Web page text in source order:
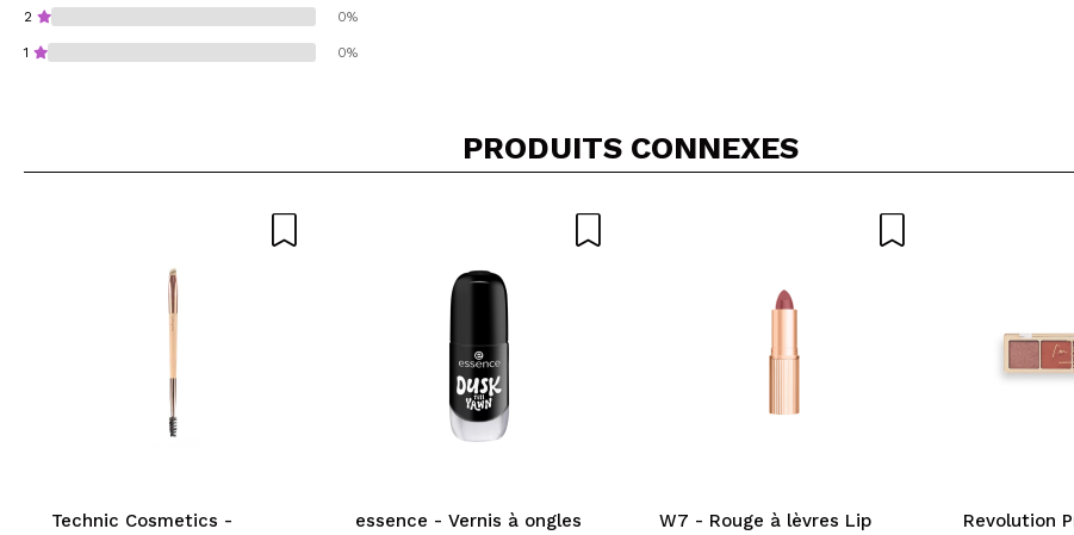
2 0%
1 0%
ENVOYER
PRODUITS CONNEXES
Technic Cosmetics -
essence - Vernis à ongles
W7 - Rouge à lèvres Lip
Revolution